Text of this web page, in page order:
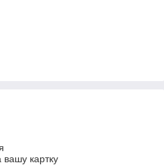
вашу картку